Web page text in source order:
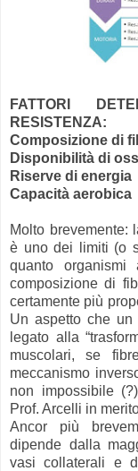
FATTORI
RESISTENZA:
Composizione di
Disponibilità di
Riserve di energia
Capacità aerobica
Molto brevemente:
è uno dei limiti (o
quanto
composizione di
certamente più
Un aspetto che un
legato alla
muscolari, se
meccanismo
non impossibile
Prof. Arcelli in
Ancor più
dipende dalla
vasi collaterali e